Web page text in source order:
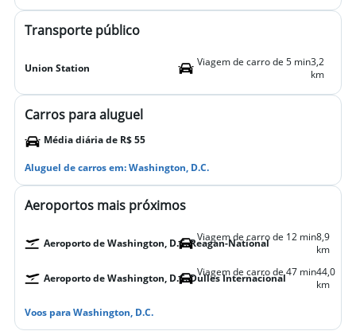
Transporte público
Union Station Viagem de carro de 5 min3,2
km
Carros para aluguel
Média diária de R$ 55
Aluguel de carros em: Washington, D.C.
Aeroportos mais próximos
Aeroporto de Washington, D.C. Reagan-National
Viagem de carro de 12 min8,9
km
Aeroporto de Washington, D.C. Dulles Internacional
Viagem de carro de 47 min44,0
km
Voos para Washington, D.C.